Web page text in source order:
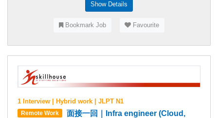
Show Details
Bookmark Job Favourite
1 Interview | Hybrid work | JLPT N1
Remote Work
面接一回｜Infra engineer (Cloud,